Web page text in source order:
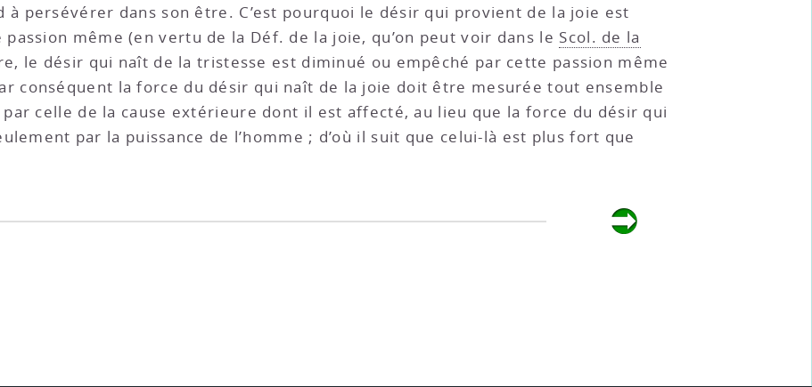
à persévérer dans son être. C’est pourquoi le désir qui provient de la joie est
même (en vertu de la Déf. de la joie, qu’on peut voir dans le Scol. de la
le désir qui naît de la tristesse est diminué ou empêché par cette passion même
conséquent la force du désir qui naît de la joie doit être mesurée tout ensemble
par celle de la cause extérieure dont il est affecté, au lieu que la force du désir qui
par la puissance de l’homme ; d’où il suit que celui-là est plus fort que